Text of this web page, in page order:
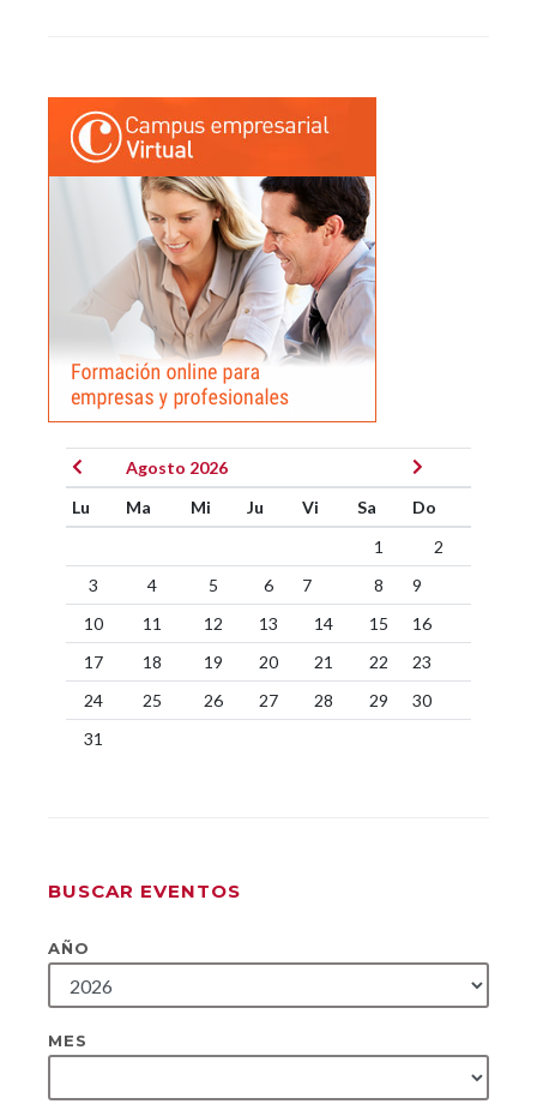
Agosto 2026
Lu
Ma Mi Ju Vi Sa
Do
1
2
3
4 5 6 7 8
9
10
11 12 13 14 15
16
17
18 19 20 21 22
23
24
25 26 27 28 29
30
31
BUSCAR EVENTOS
AÑO
MES